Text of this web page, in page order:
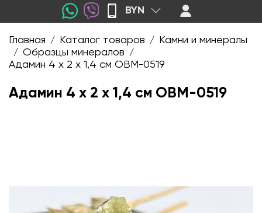
BYN
Главная / Каталог товаров / Камни и минералы
/ Образцы минералов /
Адамин 4 х 2 х 1,4 см OBM-0519
Адамин 4 х 2 х 1,4 см OBM-0519